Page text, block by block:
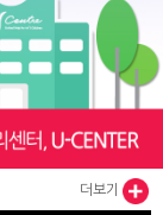
더보기